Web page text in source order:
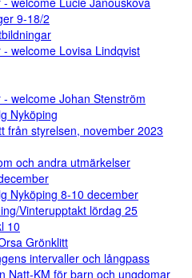
9-18/2
- welcome Lovisa Lindqvist
- welcome Johan Stenström
Nyköping
från styrelsen, november 2023
och andra utmärkelser
Nyköping 8-10 december
Vinterupptakt lördag 25
10
Grönklitt
intervaller och långpass
Natt-KM för barn och ungdomar